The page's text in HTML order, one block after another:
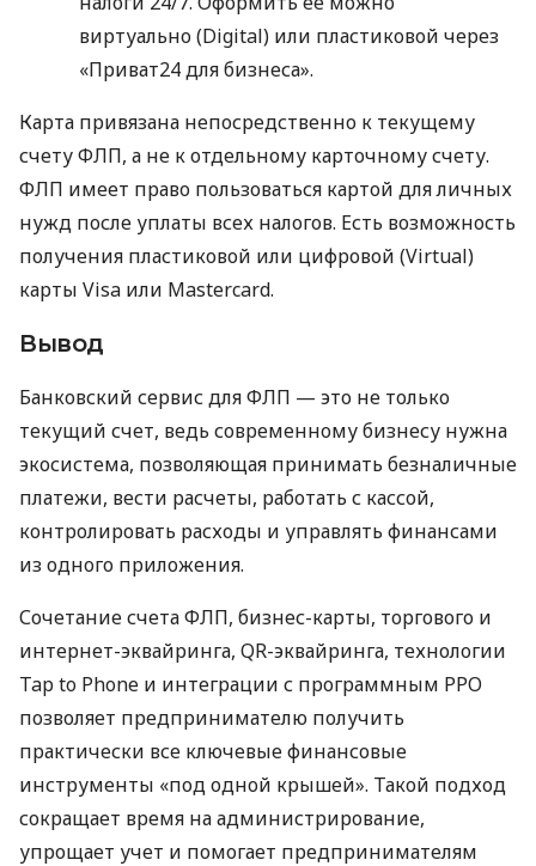
виртуально (Digital) или пластиковой через
«Приват24 для бизнеса».
Карта привязана непосредственно к текущему
счету ФЛП, а не к отдельному карточному счету.
ФЛП имеет право пользоваться картой для личных
нужд после уплаты всех налогов. Есть возможность
получения пластиковой или цифровой (Virtual)
карты Visa или Mastercard.
Вывод
Банковский сервис для ФЛП — это не только
текущий счет, ведь современному бизнесу нужна
экосистема, позволяющая принимать безналичные
платежи, вести расчеты, работать с кассой,
контролировать расходы и управлять финансами
из одного приложения.
Сочетание счета ФЛП, бизнес-карты, торгового и
интернет-эквайринга, QR-эквайринга, технологии
Tap to Phone и интеграции с программным РРО
позволяет предпринимателю получить
практически все ключевые финансовые
инструменты «под одной крышей». Такой подход
сокращает время на администрирование,
упрощает учет и помогает предпринимателям